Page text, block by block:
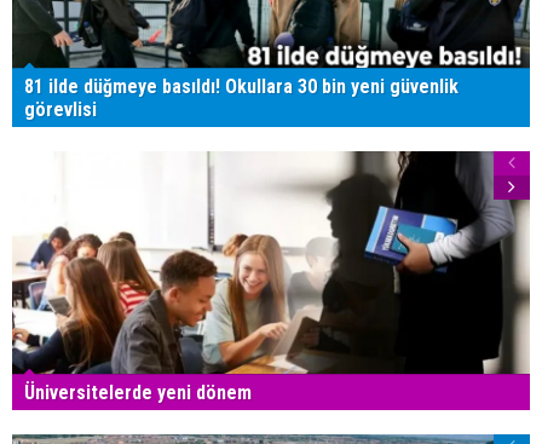
81 ilde düğmeye basıldı! Okullara 30 bin yeni güvenlik
görevlisi
Üniversitelerde yeni dönem